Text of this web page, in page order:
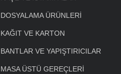
DOSYALAMA ÜRÜNLERİ
KAĞIT VE KARTON
BANTLAR VE YAPIŞTIRICILAR
MASA ÜSTÜ GEREÇLERİ